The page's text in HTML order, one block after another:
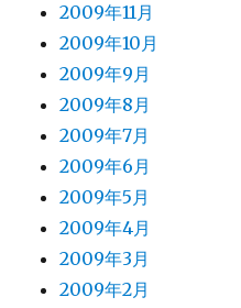
2009年11月
2009年10月
2009年9月
2009年8月
2009年7月
2009年6月
2009年5月
2009年4月
2009年3月
2009年2月